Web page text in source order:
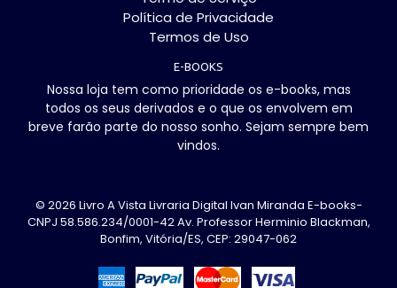
Política de Privacidade
Termos de Uso
E-BOOKS
Nossa loja tem como prioridade os e-books, mas
todos os seus derivados e o que os envolvem em
breve farão parte do nosso sonho. Sejam sempre bem
vindos.
© 2026 Livro A Vista Livraria Digital Ivan Miranda E-books-
CNPJ 58.586.234/0001-42 Av. Professor Herminio Blackman,
Bonfim, Vitória/ES, CEP: 29047-062